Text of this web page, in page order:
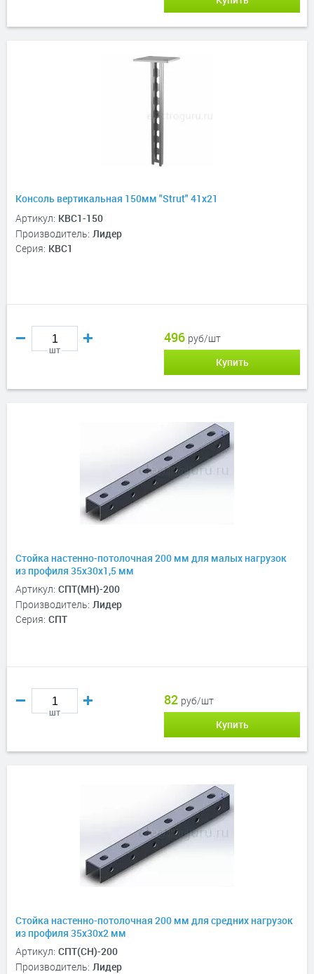
Консоль вертикальная 150мм "Strut" 41х21
Артикул: КВС1-150
Производитель: Лидер
Серия: КВС1
шт
496 руб/шт
Купить
Стойка настенно-потолочная 200 мм для малых нагрузок
из профиля 35х30х1,5 мм
Артикул: СПТ(МН)-200
Производитель: Лидер
Серия: СПТ
шт
82 руб/шт
Купить
Стойка настенно-потолочная 200 мм для средних нагрузок
из профиля 35х30х2 мм
Артикул: СПТ(СН)-200
Производитель: Лидер